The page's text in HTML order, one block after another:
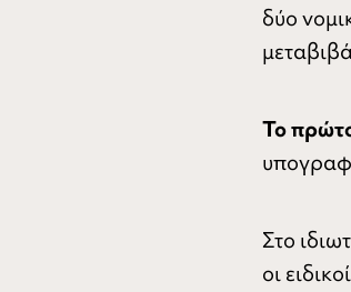
δύο
Το
Στο
οι